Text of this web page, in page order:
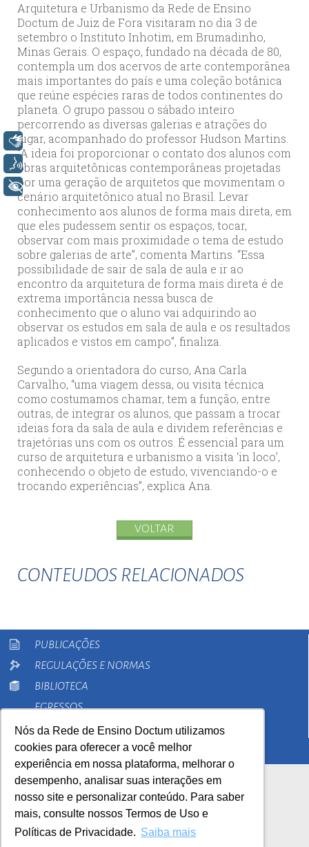
Nós da Rede de Ensino Doctum utilizamos
cookies para oferecer a você melhor
experiência em nossa plataforma, melhorar o
desempenho, analisar suas interações em
nosso site e personalizar conteúdo. Para saber
mais, consulte nossos Termos de Uso e
Políticas de Privacidade. Saiba mais
Arquitetura e Urbanismo da Rede de Ensino
Doctum de Juiz de Fora visitaram no dia 3 de
setembro o Instituto Inhotim, em Brumadinho,
Minas Gerais. O espaço, fundado na década de 80,
contempla um dos acervos de arte contemporânea
mais importantes do país e uma coleção botânica
que reúne espécies raras de todos continentes do
planeta. O grupo passou o sábado inteiro
percorrendo as diversas galerias e atrações do
lugar, acompanhado do professor Hudson Martins.
“A ideia foi proporcionar o contato dos alunos com
obras arquitetônicas contemporâneas projetadas
por uma geração de arquitetos que movimentam o
cenário arquitetônico atual no Brasil. Levar
conhecimento aos alunos de forma mais direta, em
que eles pudessem sentir os espaços, tocar,
observar com mais proximidade o tema de estudo
sobre galerias de arte”, comenta Martins. “Essa
possibilidade de sair de sala de aula e ir ao
encontro da arquitetura de forma mais direta é de
extrema importância nessa busca de
conhecimento que o aluno vai adquirindo ao
observar os estudos em sala de aula e os resultados
aplicados e vistos em campo”, finaliza.
Segundo a orientadora do curso, Ana Carla
Carvalho, “uma viagem dessa, ou visita técnica
como costumamos chamar, tem a função, entre
outras, de integrar os alunos, que passam a trocar
ideias fora da sala de aula e dividem referências e
trajetórias uns com os outros. É essencial para um
curso de arquitetura e urbanismo a visita ‘in loco’,
conhecendo o objeto de estudo, vivenciando-o e
trocando experiências”, explica Ana.
VOLTAR
CONTEUDOS RELACIONADOS
PUBLICAÇÕES
REGULAÇÕES E NORMAS
BIBLIOTECA
EGRESSOS
PESQUISA
EXTENSÃO
AutoAvaliação Institucional
Libras
Voz
+ Acessibilidade